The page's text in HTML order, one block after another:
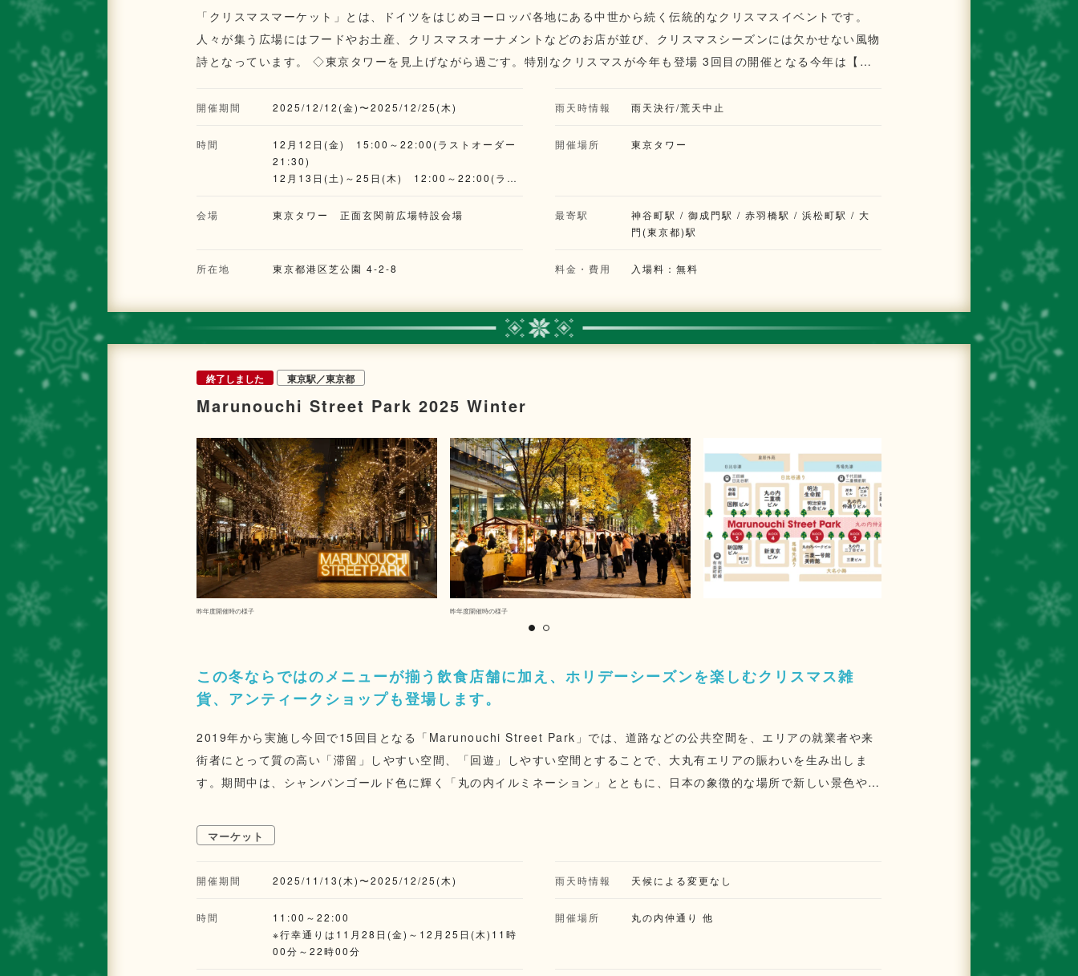
「クリスマスマーケット」とは、ドイツをはじめヨーロッパ各地にある中世から続く伝統的なクリスマスイベントです。
人々が集う広場にはフードやお土産、クリスマスオーナメントなどのお店が並び、クリスマスシーズンには欠かせない風物
詩となっています。 ◇東京タワーを見上げながら過ごす。特別なクリスマスが今年も登場 3回目の開催となる今年は【東
イーツやあたたかな料理で、訪れるすべての人に「東京タワーに生まれる特別なクリスマス」をお届けします。 ライトア
開催期間 2025/12/12(金)〜2025/12/25(木) 雨天時情報 雨天決行/荒天中止
時間
12月12日(金) 15:00～22:00(ラストオーダー
21:30)
12月13日(土)～25日(木) 12:00～22:00(ラス
開催場所 東京タワー
会場 東京タワー 正面玄関前広場特設会場 最寄駅
神谷町駅 / 御成門駅 / 赤羽橋駅 / 浜松町駅 / 大
門(東京都)駅
所在地 東京都港区芝公園 4-2-8 料金・費用 入場料：無料
終了しました 東京駅／東京都
Marunouchi Street Park 2025 Winter
昨年度開催時の様子 昨年度開催時の様子 イメージパース図
この冬ならではのメニューが揃う飲食店舗に加え、ホリデーシーズンを楽しむクリスマス雑
貨、アンティークショップも登場します。
2019年から実施し今回で15回目となる「Marunouchi Street Park」では、道路などの公共空間を、エリアの就業者や来
街者にとって質の高い「滞留」しやすい空間、「回遊」しやすい空間とすることで、大丸有エリアの賑わいを生み出しま
す。期間中は、シャンパンゴールド色に輝く「丸の内イルミネーション」とともに、日本の象徴的な場所で新しい景色や体
プトに、引き続き丸の内の冬の風物詩としての定着を見据え、多くの人にとって思い出に残る冬の情景をお届けします。丸
の内仲通りに加え、東京駅と皇居をつなぐ行幸通りでの実施は、公共空間を一体的に活用する数少ない事例であり、日本や
り組み。2020年より東京都が地域団体や地元区市等と連携して一体的に展開。
マーケット
開催期間 2025/11/13(木)〜2025/12/25(木) 雨天時情報 天候による変更なし
時間
11:00～22:00
※行幸通りは11月28日(金)～12月25日(木)11時
00分～22時00分
開催場所 丸の内仲通り 他